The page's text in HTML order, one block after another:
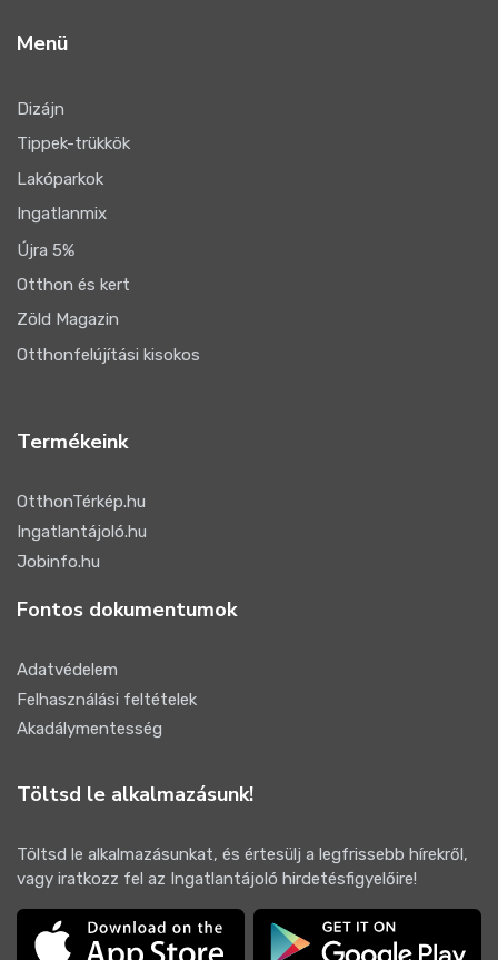
Menü
Dizájn
Tippek-trükkök
Lakóparkok
Ingatlanmix
Újra 5%
Otthon és kert
Zöld Magazin
Otthonfelújítási kisokos
Termékeink
OtthonTérkép.hu
Ingatlantájoló.hu
Jobinfo.hu
Fontos dokumentumok
Adatvédelem
Felhasználási feltételek
Akadálymentesség
Töltsd le alkalmazásunk!
Töltsd le alkalmazásunkat, és értesülj a legfrissebb hírekről,
vagy iratkozz fel az Ingatlantájoló hirdetésfigyelőire!